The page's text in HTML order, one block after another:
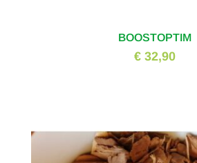
BOOSTOPTIM
€ 32,90